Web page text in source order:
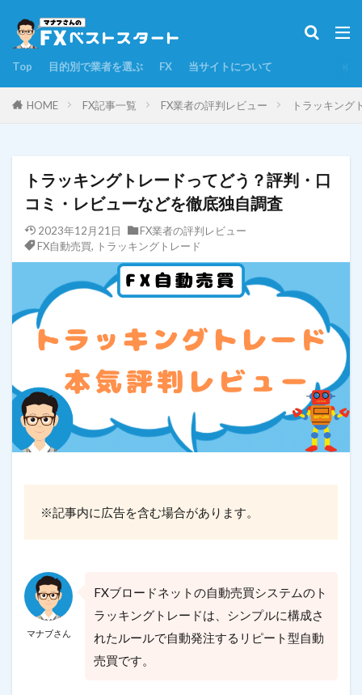
Top 目的別で業者を選ぶ FX 当サイトについて
HOME FX記事一覧 FX業者の評判レビュー トラッキング
トラッキングトレードってどう？評判・口
コミ・レビューなどを徹底独自調査
2023年12月21日
FX業者の評判レビュー
FX自動売買, トラッキングトレード
※記事内に広告を含む場合があります。
マナブさん
FXブロードネットの自動売買システムのト
ラッキングトレードは、シンプルに構成さ
れたルールで自動発注するリピート型自動
売買です。
タグ
DMMFX FX初心者
FX勉強法
スキャルピング
スワップポイント
デモトレード
トライオートFX
トラッキングトレード
トレード方法
ネオモバFX
ヒロセ通商
マネーパートナーズ
ライブスター証券
リスク管理
ループイフダン
レバレッジ
ロスカット
取引時間
口座開設
外為オンライン
外為ジャパン
少額投資
最狭水準スプレッド
税金・確定申告
資金管理
通貨ペア
検索